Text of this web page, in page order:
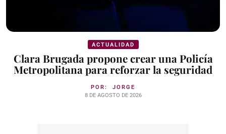
ACTUALIDAD
Clara Brugada propone crear una Policía
Metropolitana para reforzar la seguridad
POR: JORGE
8 DE AGOSTO DE 2026